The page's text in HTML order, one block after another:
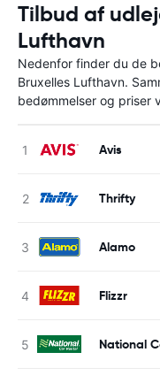
Tilbud af
Lufthavn
Nedenfor finder du de
Bruxelles Lufthavn.
bedømmelser og priser
Avis
Thrifty
Alamo
Flizzr
National